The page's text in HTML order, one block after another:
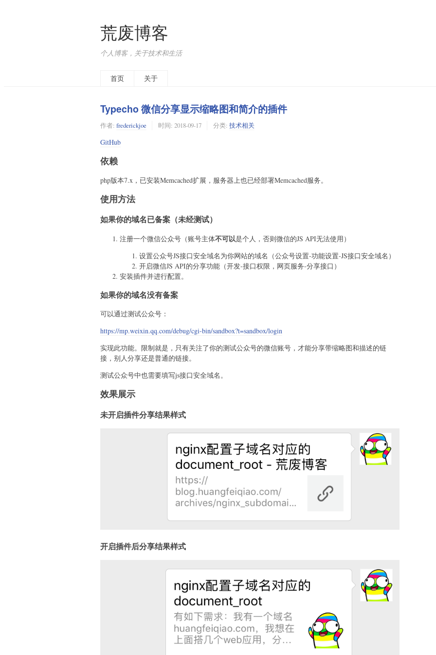
荒废博客
个人博客，关于技术和生活
首页 关于
Typecho 微信分享显示缩略图和简介的插件
作者: frederickjoe 时间: 2018-09-17 分类: 技术相关
GitHub
依赖
php版本7.x，已安装Memcached扩展，服务器上也已经部署Memcached服务。
使用方法
如果你的域名已备案（未经测试）
注册一个微信公众号（账号主体不可以是个人，否则微信的JS API无法使用）
设置公众号JS接口安全域名为你网站的域名（公众号设置-功能设置-JS接口安全域名）
开启微信JS API的分享功能（开发-接口权限，网页服务-分享接口）
安装插件并进行配置。
如果你的域名没有备案
可以通过测试公众号：
https://mp.weixin.qq.com/debug/cgi-bin/sandbox?t=sandbox/login
实现此功能。限制就是，只有关注了你的测试公众号的微信账号，才能分享带缩略图和描述的链
接，别人分享还是普通的链接。
测试公众号中也需要填写js接口安全域名。
效果展示
未开启插件分享结果样式
开启插件后分享结果样式